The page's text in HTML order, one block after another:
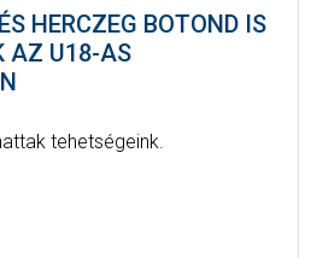
HERCZEG BOTOND IS
AZ U18-AS
tehetségeink.